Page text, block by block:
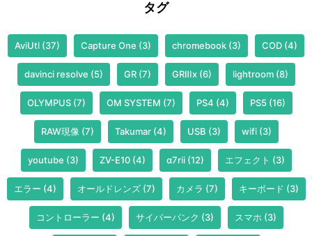
タグ
AviUtl (37) Capture One (3) chromebook (3) COD (4)
davinci resolve (5) GR(7) GRⅢx(6) lightroom(8)
OLYMPUS(7) OM SYSTEM (7) PS4 (4) PS5(16)
RAW現像(7) Takumar(4) USB (3) wifi(3)
youtube (3) ZV-E10(4) α7rii(12) エフェクト (3)
エラー (4) オールドレンズ(7) カメラ (7) キーボード (3)
コントローラー (4) サイバーパンク (3) スマホ (3)